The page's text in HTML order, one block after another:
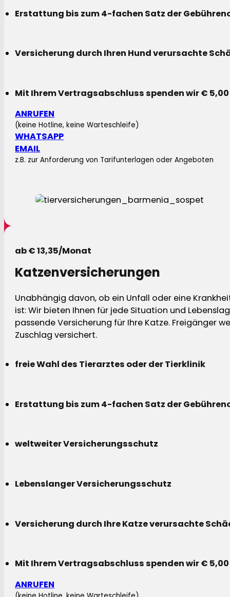
Erstattung bis zum 4-fachen Satz der
Versicherung durch Ihren Hund verursachte
Mit Ihrem Vertragsabschluss spenden wir €
ANRUFEN
(keine Hotline, keine Warteschleife)
WHATSAPP
EMAIL
z.B. zur Anforderung von Tarifunterlagen oder Angeboten
ab € 13,35/Monat
Katzenversicherungen
Unabhängig davon, ob ein Unfall oder eine
ist: Wir bieten Ihnen für jede Situation und
passende Versicherung für Ihre Katze. Freigänger
Zuschlag versichert.
freie Wahl des Tierarztes oder der Tierklinik
Erstattung bis zum 4-fachen Satz der
weltweiter Versicherungsschutz
Lebenslanger Versicherungsschutz
Versicherung durch Ihre Katze verursachte
Mit Ihrem Vertragsabschluss spenden wir €
ANRUFEN